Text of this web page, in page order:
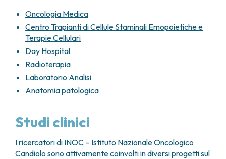
malattia, il medico richiederà una nuova biopsia
osteomidollare con agoaspirato per quantificare
nuovamente le plasmacellule tumorali e valutare le
condizioni generali del midollo osseo. Inoltre, verrà
effettuata una nuova indagine radiologica per
identificare potenziali lesioni osteolitiche di nuova
insorgenza.
Oncologia Medica
Centro Trapianti di Cellule Staminali Emopoietiche e
Terapie Cellulari
Day Hospital
Radioterapia
Laboratorio Analisi
Anatomia patologica
Studi clinici
I ricercatori di INOC – Istituto Nazionale Oncologico
Candiolo sono attivamente coinvolti in diversi progetti sul